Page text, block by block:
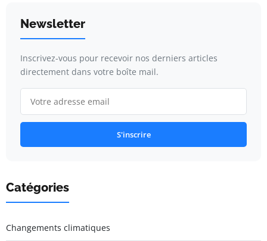
Newsletter
Inscrivez-vous pour recevoir nos derniers articles
directement dans votre boîte mail.
S'inscrire
Catégories
Changements climatiques